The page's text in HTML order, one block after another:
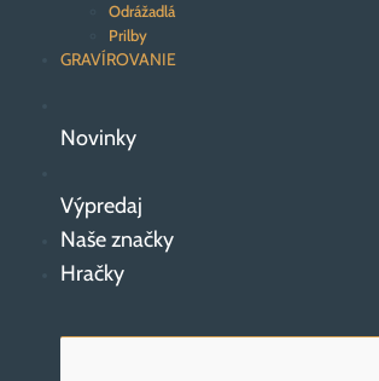
Odrážadlá
Prilby
GRAVÍROVANIE
Novinky
Výpredaj
Naše značky
Hračky